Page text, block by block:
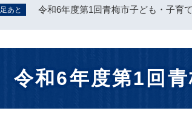
足あと 令和6年度第1回青梅市子ども・子育
令和6年度第1回